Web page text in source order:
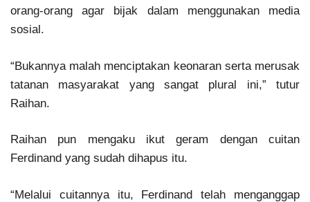
orang-orang agar bijak dalam menggunakan media
sosial.
“Bukannya malah menciptakan keonaran serta merusak
tatanan masyarakat yang sangat plural ini,” tutur
Raihan.
Raihan pun mengaku ikut geram dengan cuitan
Ferdinand yang sudah dihapus itu.
“Melalui cuitannya itu, Ferdinand telah menganggap